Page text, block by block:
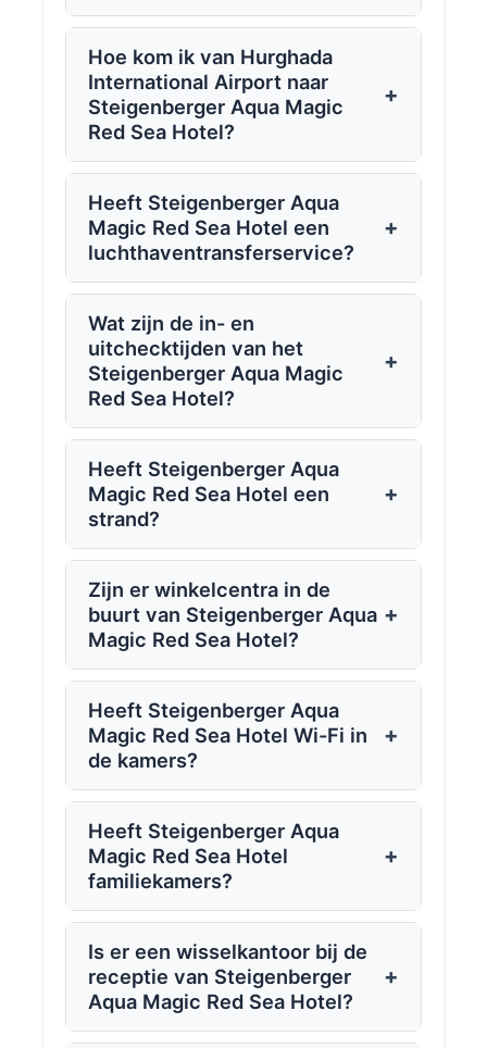
Hoe kom ik van Hurghada
International Airport naar
Steigenberger Aqua Magic
Red Sea Hotel?
+
Heeft Steigenberger Aqua
Magic Red Sea Hotel een
luchthaventransferservice?
+
Wat zijn de in- en
uitchecktijden van het
Steigenberger Aqua Magic
Red Sea Hotel?
+
Heeft Steigenberger Aqua
Magic Red Sea Hotel een
strand?
+
Zijn er winkelcentra in de
buurt van Steigenberger Aqua
Magic Red Sea Hotel?
+
Heeft Steigenberger Aqua
Magic Red Sea Hotel Wi-Fi in
de kamers?
+
Heeft Steigenberger Aqua
Magic Red Sea Hotel
familiekamers?
+
Is er een wisselkantoor bij de
receptie van Steigenberger
Aqua Magic Red Sea Hotel?
+